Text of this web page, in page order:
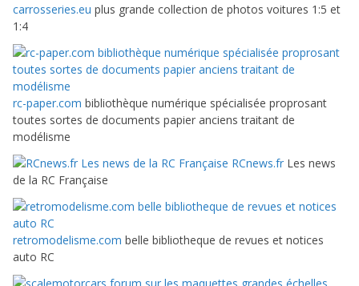
carrosseries.eu plus grande collection de photos voitures 1:5 et
1:4
rc-paper.com bibliothèque numérique spécialisée proprosant
toutes sortes de documents papier anciens traitant de
modélisme
RCnews.fr Les news
de la RC Française
retromodelisme.com belle bibliotheque de revues et notices
auto RC